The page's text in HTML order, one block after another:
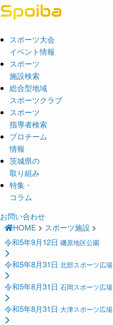
Spoiba
スポーツ大会
イベント情報
スポーツ
施設検索
総合型地域
スポーツクラブ
スポーツ
指導者検索
プロチーム
情報
茨城県の
取り組み
特集・
コラム
お問い合わせ
HOME > スポーツ施設 >
令和5年9月12日 磯原地区公園
令和5年8月31日 北部スポーツ広場
令和5年8月31日 石岡スポーツ広場
令和5年8月31日 大津スポーツ広場